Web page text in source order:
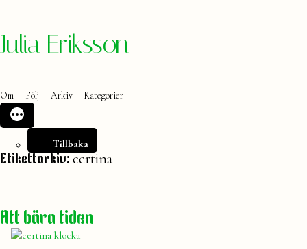
Hoppa
Julia Eriksson
Om Följ Arkiv Kategorier
Tillbaka
Etikettarkiv: certina
Att bära tiden